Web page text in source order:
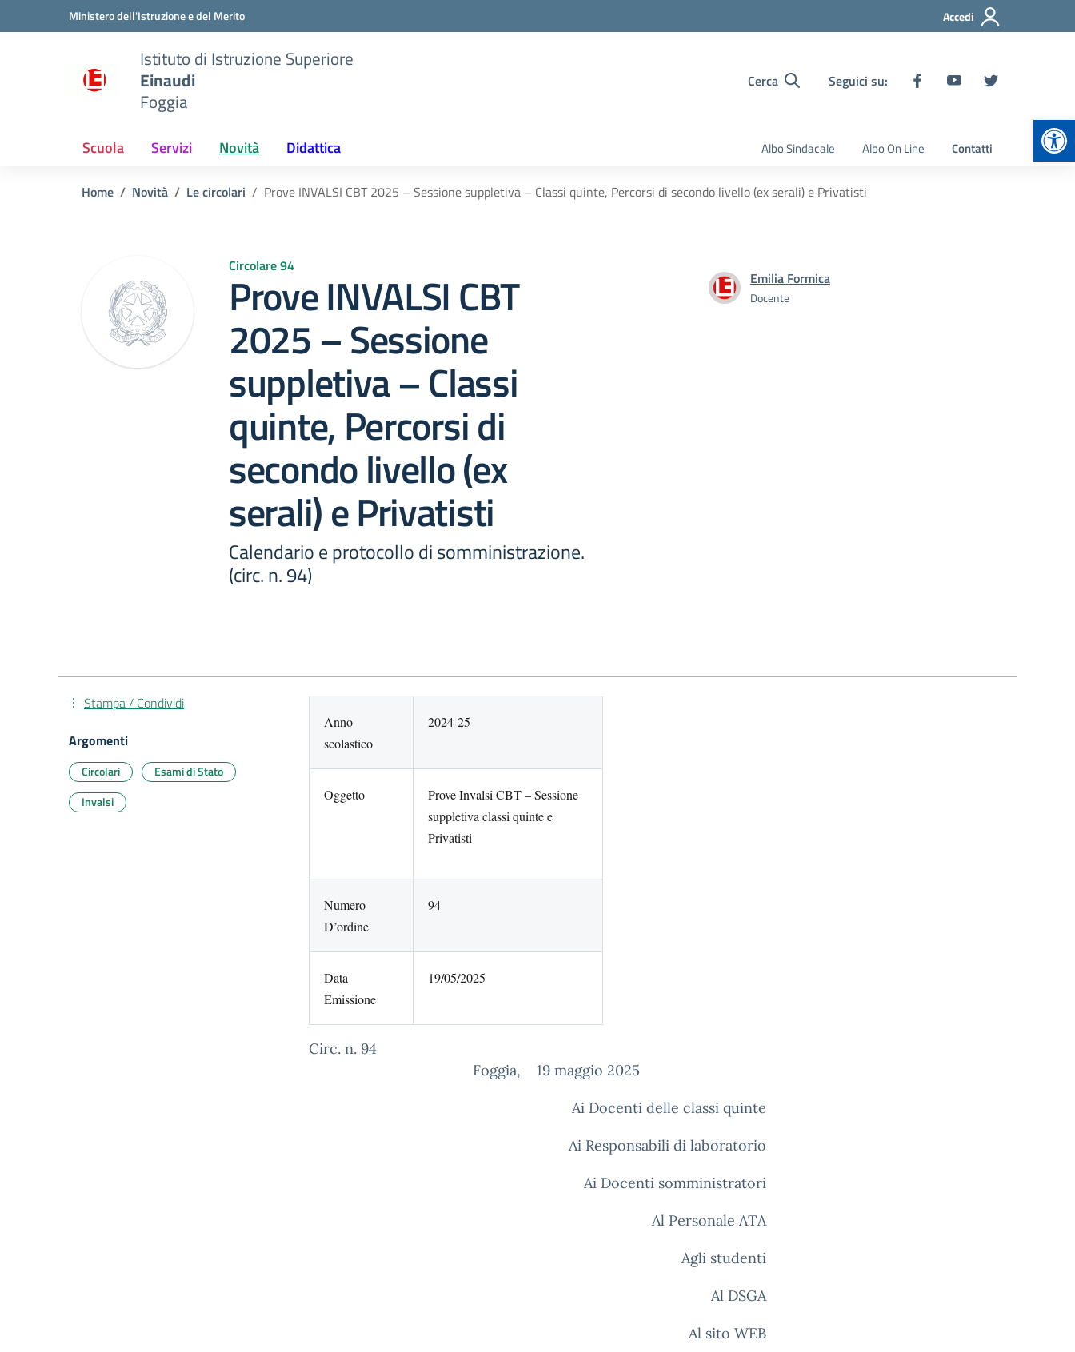
Vai ai contenuti
Vai al menu di navigazioneMinistero dell'Istruzione e del Merito Accedi
Istituto di Istruzione Superiore
Einaudi
Foggia
Cerca Seguici su:
Scuola Servizi Novità Didattica Albo Sindacale Albo On Line Contatti
Home Novità Le circolari Prove INVALSI CBT 2025 – Sessione suppletiva – Classi quinte, Percorsi di secondo livello (ex serali) e Privatisti
Circolare 94
Prove INVALSI CBT
2025 – Sessione
suppletiva – Classi
quinte, Percorsi di
secondo livello (ex
serali) e Privatisti
Calendario e protocollo di somministrazione.
(circ. n. 94)
Emilia Formica
Docente
Anno
scolastico
2024-25
Oggetto
Prove Invalsi CBT – Sessione
suppletiva classi quinte e
Privatisti
Numero
D’ordine
94
Data
Emissione
19/05/2025
Circ. n. 94
Foggia, 19 maggio 2025
Ai Docenti delle classi quinte
Ai Responsabili di laboratorio
Ai Docenti somministratori
Al Personale ATA
Agli studenti
Al DSGA
Al sito WEB
Stampa / Condividi
Argomenti
Circolari
Esami di Stato
Invalsi